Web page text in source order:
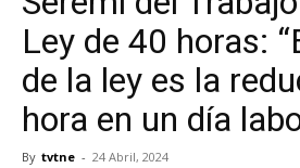
Ley de 40 horas:
de la ley es la
hora en un día
By tvtne - 24 Abril, 2024